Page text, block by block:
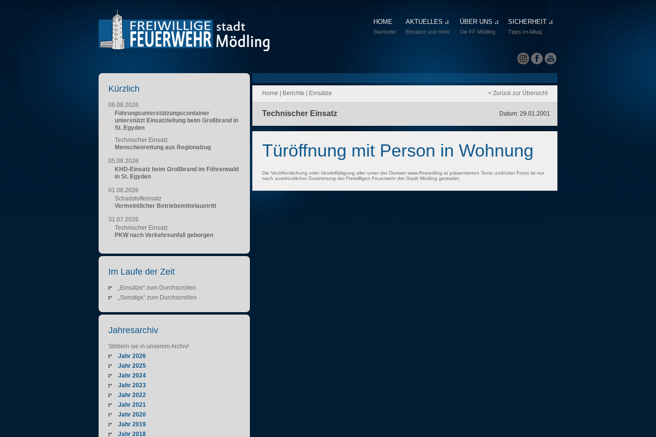
HOME
Startseite
AKTUELLES
Einsätze und mehr
ÜBER UNS
Die FF Mödling
SICHERHEIT
Tipps im Alltag
Home Berichte Einsätze < Zurück zur Übersicht
Technischer Einsatz Datum: 29.01.2001
Türöffnung mit Person in Wohnung
Die Veröffentlichung oder Vervielfältigung aller unter der Domain www.ffmoedling.at präsentierten Texte und/oder Fotos ist nur
nach ausdrücklicher Zustimmung der Freiwilligen Feuerwehr der Stadt Mödling gestattet.
Kürzlich
06.08.2026
Führungsunterstützungscontainer
unterstützt Einsatzleitung beim Großbrand in
St. Egyden
Technischer Einsatz
Menschenrettung aus Regionalzug
05.08.2026
KHD-Einsatz beim Großbrand im Föhrenwald
in St. Egyden
01.08.2026
Schadstoffeinsatz
Vermeintlicher Betriebsmittelaustritt
31.07.2026
Technischer Einsatz
PKW nach Verkehrsunfall geborgen
Im Laufe der Zeit
„Einsätze“ zum Durchscrollen
„Sonstige“ zum Durchscrollen
Jahresarchiv
Stöbern sie in unserem Archiv!
Jahr 2026
Jahr 2025
Jahr 2024
Jahr 2023
Jahr 2022
Jahr 2021
Jahr 2020
Jahr 2019
Jahr 2018